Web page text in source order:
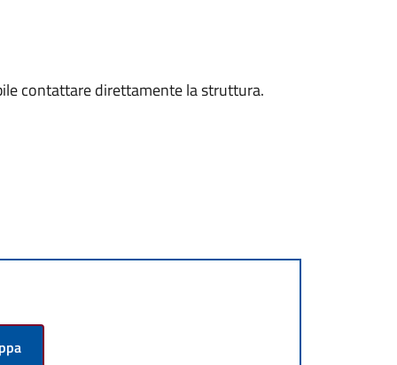
contattare direttamente la struttura.